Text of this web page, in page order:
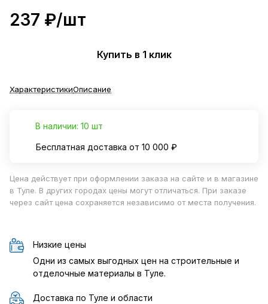
237 ₽/шт
Купить в 1 клик
ХарактеристикиОписание
В наличии: 10 шт
Бесплатная доставка от 10 000 ₽
Цена действует при оформлении заказа на сайте и в магазине
в Туле. В других городах цены могут отличаться. При заказе
через сайт цена сохраняется независимо от места получения.
Низкие цены
Одни из самых выгодных цен на строительные и
отделочные материалы в Туле.
Доставка по Туле и области